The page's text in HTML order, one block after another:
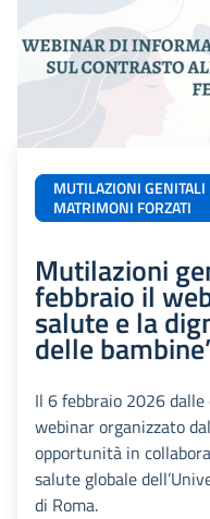
MUTILAZIONI
MATRIMONI FORZATI
Mutilazioni
febbraio il
salute e la
delle
Il 6 febbraio 2026
webinar organizzato
opportunità in
salute globale
di Roma.